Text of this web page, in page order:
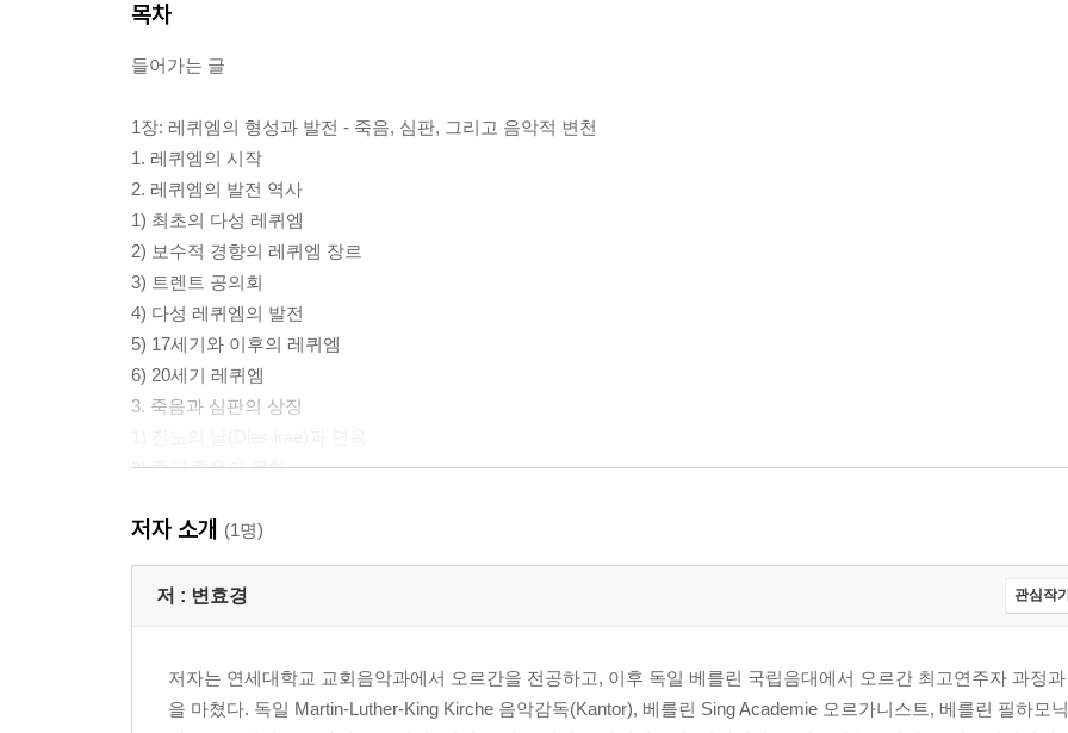
목차
들어가는 글
1장: 레퀴엠의 형성과 발전 - 죽음, 심판, 그리고 음악적 변천
1. 레퀴엠의 시작
2. 레퀴엠의 발전 역사
1) 최초의 다성 레퀴엠
2) 보수적 경향의 레퀴엠 장르
3) 트렌트 공의회
4) 다성 레퀴엠의 발전
5) 17세기와 이후의 레퀴엠
6) 20세기 레퀴엠
3. 죽음과 심판의 상징
2) 중세 죽음의 문화
2장: 브람스 레퀴엠 - 전례의 틀을 떠나 인간을 위한 위로의 음악으로
1. 독일 레퀴엠이 아닌 인간 레퀴엠
2) 전쟁과 브람스
3) 독일 민족주의의 부상과 브람스
저자 소개 (1명)
저 : 변효경 관심작
저자는 연세대학교 교회음악과에서 오르간을 전공하고, 이후 독일 베를린 국립음대에서 오르간 최고연주자 과정
을 마쳤다. 독일 Martin-Luther-King Kirche 음악감독(Kantor), 베를린 Sing Academie 오르가니스트, 베를린 필하모